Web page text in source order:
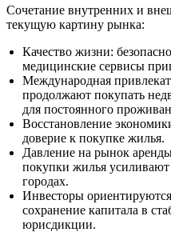
Сочетание внутренних и
текущую картину рынка:
Качество жизни:
медицинские сервисы
Международная
продолжают покупать
для постоянного
Восстановление
доверие к покупке жилья.
Давление на рынок
покупки жилья усиливают
городах.
Инвесторы
сохранение капитала в
юрисдикции.